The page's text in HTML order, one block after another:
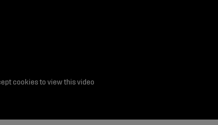
cookies to view this video